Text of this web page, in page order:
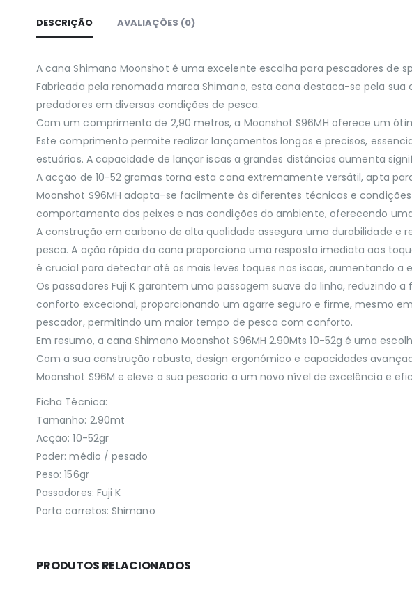
DESCRIÇÃO AVALIAÇÕES (0)
A cana Shimano Moonshot é uma excelente escolha para pescadores de
Fabricada pela renomada marca Shimano, esta cana destaca-se pela
predadores em diversas condições de pesca.
Com um comprimento de 2,90 metros, a Moonshot S96MH oferece um
Este comprimento permite realizar lançamentos longos e precisos,
estuários. A capacidade de lançar iscas a grandes distâncias aumenta
A acção de 10-52 gramas torna esta cana extremamente versátil, apta
Moonshot S96MH adapta-se facilmente às diferentes técnicas e
comportamento dos peixes e nas condições do ambiente, oferecendo
A construção em carbono de alta qualidade assegura uma durabilidade e
pesca. A ação rápida da cana proporciona uma resposta imediata aos
é crucial para detectar até os mais leves toques nas iscas, aumentando a
Os passadores Fuji K garantem uma passagem suave da linha,
conforto excecional, proporcionando um agarre seguro e firme, mesmo
pescador, permitindo um maior tempo de pesca com conforto.
Em resumo, a cana Shimano Moonshot S96MH 2.90Mts 10-52g é uma
Com a sua construção robusta, design ergonómico e capacidades
Moonshot S96M e eleve a sua pescaria a um novo nível de excelência e
Ficha Técnica:
Tamanho: 2.90mt
Acção: 10-52gr
Poder: médio / pesado
Peso: 156gr
Passadores: Fuji K
Porta carretos: Shimano
PRODUTOS RELACIONADOS